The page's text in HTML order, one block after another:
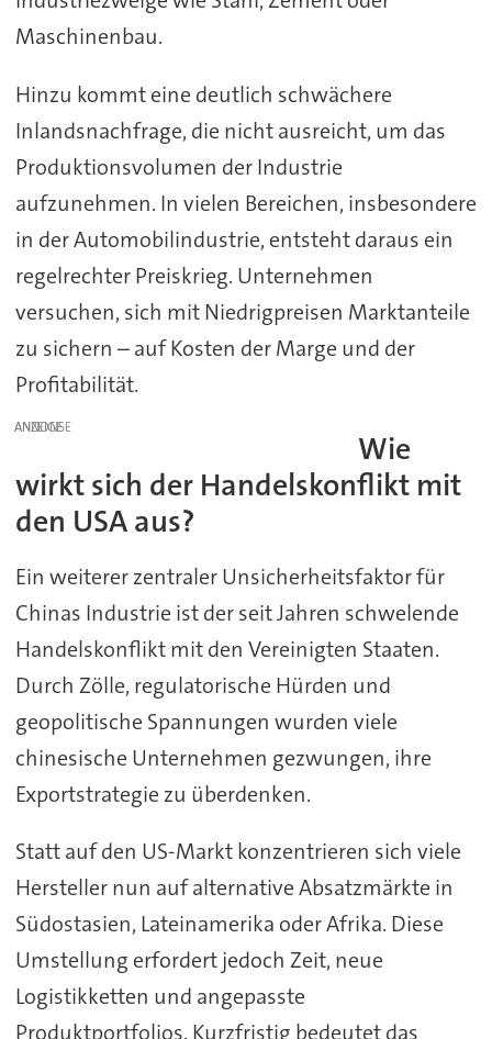
Maschinenbau.
Hinzu kommt eine deutlich schwächere
Inlandsnachfrage, die nicht ausreicht, um das
Produktionsvolumen der Industrie
aufzunehmen. In vielen Bereichen, insbesondere
in der Automobilindustrie, entsteht daraus ein
regelrechter Preiskrieg. Unternehmen
versuchen, sich mit Niedrigpreisen Marktanteile
zu sichern – auf Kosten der Marge und der
Profitabilität.
ANZEIGE
Wie
wirkt sich der Handelskonflikt mit
den USA aus?
Ein weiterer zentraler Unsicherheitsfaktor für
Chinas Industrie ist der seit Jahren schwelende
Handelskonflikt mit den Vereinigten Staaten.
Durch Zölle, regulatorische Hürden und
geopolitische Spannungen wurden viele
chinesische Unternehmen gezwungen, ihre
Exportstrategie zu überdenken.
Statt auf den US-Markt konzentrieren sich viele
Hersteller nun auf alternative Absatzmärkte in
Südostasien, Lateinamerika oder Afrika. Diese
Umstellung erfordert jedoch Zeit, neue
Logistikketten und angepasste
Produktportfolios. Kurzfristig bedeutet das